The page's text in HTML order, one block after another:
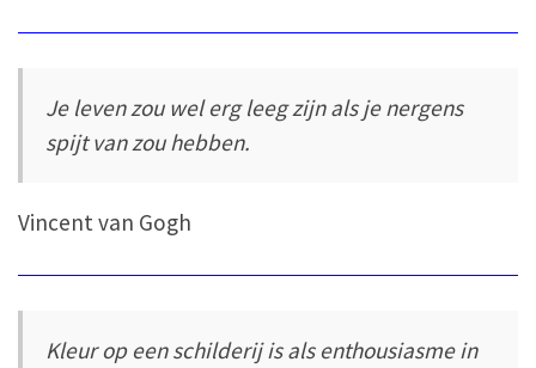
Je leven zou wel erg leeg zijn als je nergens
spijt van zou hebben.
Vincent van Gogh
Kleur op een schilderij is als enthousiasme in